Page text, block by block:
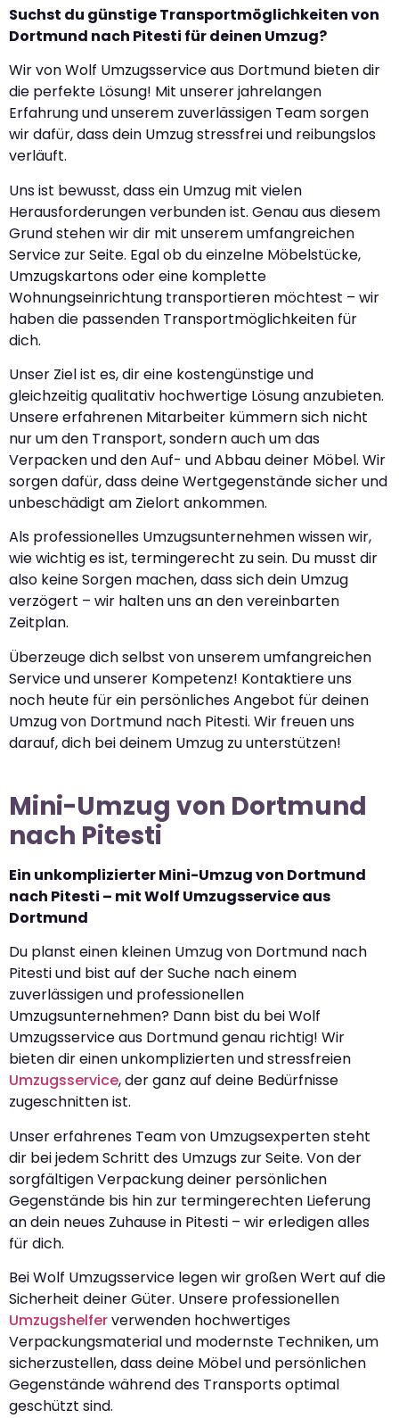
Suchst du günstige Transportmöglichkeiten von
Dortmund nach Pitesti für deinen Umzug?
Wir von Wolf Umzugsservice aus Dortmund bieten dir
die perfekte Lösung! Mit unserer jahrelangen
Erfahrung und unserem zuverlässigen Team sorgen
wir dafür, dass dein Umzug stressfrei und reibungslos
verläuft.
Uns ist bewusst, dass ein Umzug mit vielen
Herausforderungen verbunden ist. Genau aus diesem
Grund stehen wir dir mit unserem umfangreichen
Service zur Seite. Egal ob du einzelne Möbelstücke,
Umzugskartons oder eine komplette
Wohnungseinrichtung transportieren möchtest – wir
haben die passenden Transportmöglichkeiten für
dich.
Unser Ziel ist es, dir eine kostengünstige und
gleichzeitig qualitativ hochwertige Lösung anzubieten.
Unsere erfahrenen Mitarbeiter kümmern sich nicht
nur um den Transport, sondern auch um das
Verpacken und den Auf- und Abbau deiner Möbel. Wir
sorgen dafür, dass deine Wertgegenstände sicher und
unbeschädigt am Zielort ankommen.
Als professionelles Umzugsunternehmen wissen wir,
wie wichtig es ist, termingerecht zu sein. Du musst dir
also keine Sorgen machen, dass sich dein Umzug
verzögert – wir halten uns an den vereinbarten
Zeitplan.
Überzeuge dich selbst von unserem umfangreichen
Service und unserer Kompetenz! Kontaktiere uns
noch heute für ein persönliches Angebot für deinen
Umzug von Dortmund nach Pitesti. Wir freuen uns
darauf, dich bei deinem Umzug zu unterstützen!
Mini-Umzug von Dortmund
nach Pitesti
Ein unkomplizierter Mini-Umzug von Dortmund
nach Pitesti – mit Wolf Umzugsservice aus
Dortmund
Du planst einen kleinen Umzug von Dortmund nach
Pitesti und bist auf der Suche nach einem
zuverlässigen und professionellen
Umzugsunternehmen? Dann bist du bei Wolf
Umzugsservice aus Dortmund genau richtig! Wir
bieten dir einen unkomplizierten und stressfreien
Umzugsservice, der ganz auf deine Bedürfnisse
zugeschnitten ist.
Unser erfahrenes Team von Umzugsexperten steht
dir bei jedem Schritt des Umzugs zur Seite. Von der
sorgfältigen Verpackung deiner persönlichen
Gegenstände bis hin zur termingerechten Lieferung
an dein neues Zuhause in Pitesti – wir erledigen alles
für dich.
Bei Wolf Umzugsservice legen wir großen Wert auf die
Sicherheit deiner Güter. Unsere professionellen
Umzugshelferverwenden hochwertiges
Verpackungsmaterial und modernste Techniken, um
sicherzustellen, dass deine Möbel und persönlichen
Gegenstände während des Transports optimal
geschützt sind.